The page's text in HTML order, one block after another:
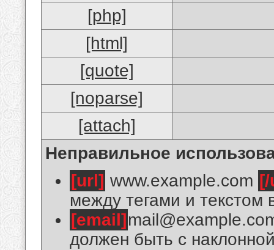
[php]
[html]
[quote]
[noparse]
[attach]
Неправильное
[url] www.example.com
между тегами и текстом
[email]
должен быть с